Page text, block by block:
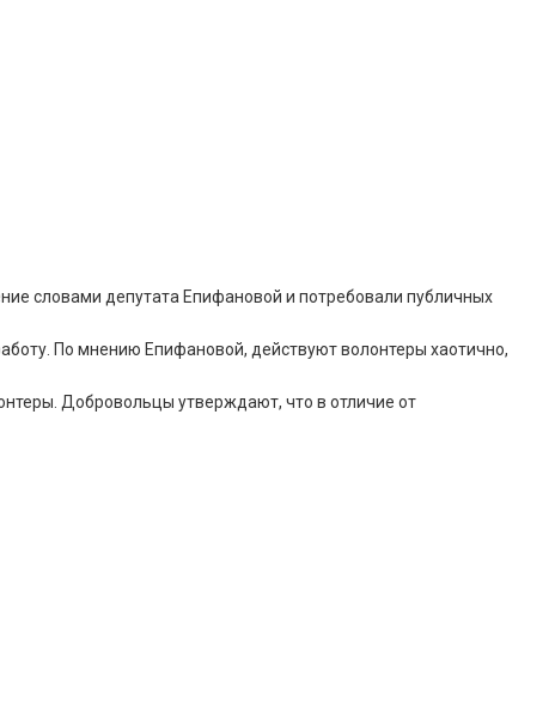
словами депутата Епифановой и потребовали публичных
По мнению Епифановой, действуют волонтеры хаотично,
Добровольцы утверждают, что в отличие от